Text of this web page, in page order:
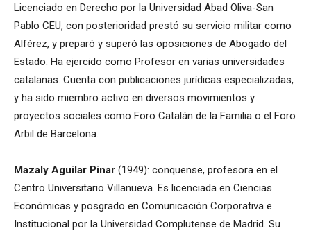
Licenciado en Derecho por la Universidad Abad Oliva-San
Pablo CEU, con posterioridad prestó su servicio militar como
Alférez, y preparó y superó las oposiciones de Abogado del
Estado. Ha ejercido como Profesor en varias universidades
catalanas. Cuenta con publicaciones jurídicas especializadas,
y ha sido miembro activo en diversos movimientos y
proyectos sociales como Foro Catalán de la Familia o el Foro
Arbil de Barcelona.
Mazaly Aguilar Pinar (1949): conquense, profesora en el
Centro Universitario Villanueva. Es licenciada en Ciencias
Económicas y posgrado en Comunicación Corporativa e
Institucional por la Universidad Complutense de Madrid. Su